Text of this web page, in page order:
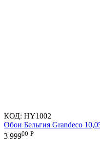
КОД: HY1002
Обои Бельгия Grandeco
3 99900 Р